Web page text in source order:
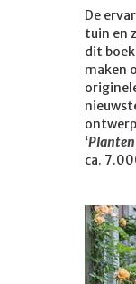
De
tuin en
dit
maken
‘
ca.